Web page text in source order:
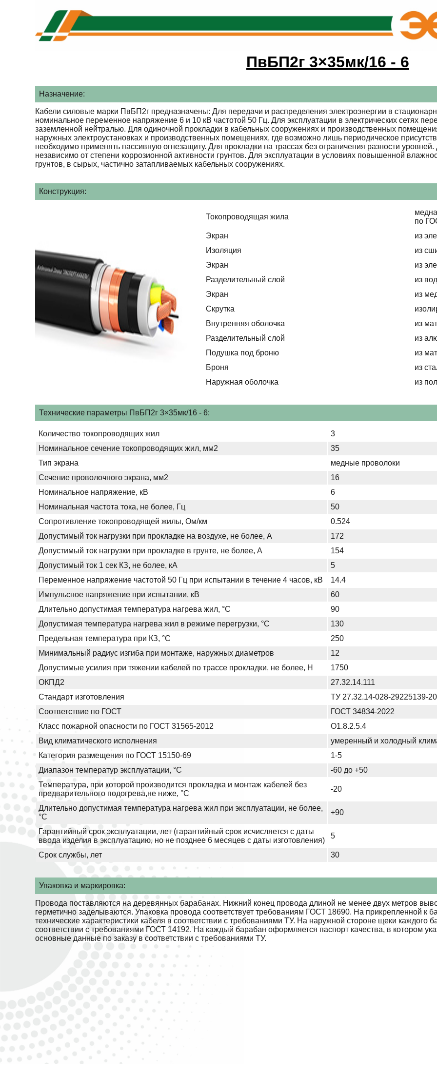
ПвБП2г 3×35мк/16 - 6
Назначение:
Кабели силовые марки ПвБП2г предназначены: Для передачи и распределения электроэнергии в
номинальное переменное напряжение 6 и 10 кВ частотой 50 Гц. Для эксплуатации в электрических сетях
заземленной нейтралью. Для одиночной прокладки в кабельных сооружениях и производственных
наружных электроустановках и производственных помещениях, где возможно лишь периодическое
необходимо применять пассивную огнезащиту. Для прокладки на трассах без ограничения разности
независимо от степени коррозионной активности грунтов. Для эксплуатации в условиях повышенной
грунтов, в сырых, частично затапливаемых кабельных сооружениях.
Конструкция:
Токопроводящая жила
по
Экран
из
Изоляция
из
Экран
из
Разделительный слой
из
Экран
из
Скрутка
Внутренняя оболочка
из
Разделительный слой
из
Подушка под броню
из
Броня
из
Наружная оболочка
из
Технические параметры ПвБП2г 3×35мк/16 - 6:
Количество токопроводящих жил
3
Номинальное сечение токопроводящих жил, мм2
35
Тип экрана
медные проволоки
Сечение проволочного экрана, мм2
16
Номинальное напряжение, кВ
6
Номинальная частота тока, не более, Гц
50
Сопротивление токопроводящей жилы, Ом/км
0.524
Допустимый ток нагрузки при прокладке на воздухе, не более, А
172
Допустимый ток нагрузки при прокладке в грунте, не более, А
154
Допустимый ток 1 сек КЗ, не более, кА
5
Переменное напряжение частотой 50 Гц при испытании в течение 4 часов, кВ
14.4
Импульсное напряжение при испытании, кВ
60
Длительно допустимая температура нагрева жил, °С
90
Допустимая температура нагрева жил в режиме перегрузки, °С
130
Предельная температура при КЗ, °С
250
Минимальный радиус изгиба при монтаже, наружных диаметров
12
Допустимые усилия при тяжении кабелей по трассе прокладки, не более, Н
1750
ОКПД2
27.32.14.111
Стандарт изготовления
ТУ 27.32.14-028-29225139-
Соответствие по ГОСТ
ГОСТ 34834-2022
Класс пожарной опасности по ГОСТ 31565-2012
О1.8.2.5.4
Вид климатического исполнения
умеренный и холодный
Категория размещения по ГОСТ 15150-69
1-5
Диапазон температур эксплуатации, °С
-60 до +50
Температура, при которой производится прокладка и монтаж кабелей без
предварительного подогрева,не ниже, °С
-20
Длительно допустимая температура нагрева жил при эксплуатации, не более,
°С
+90
Гарантийный срок эксплуатации, лет (гарантийный срок исчисляется с даты
ввода изделия в эксплуатацию, но не позднее 6 месяцев с даты изготовления)
5
Срок службы, лет 30
Упаковка и маркировка:
Провода поставляются на деревянных барабанах. Нижний конец провода длиной не менее двух метров
герметично заделываются. Упаковка провода соответствует требованиям ГОСТ 18690. На прикрепленной к
технические характеристики кабеля в соответствии с требованиями ТУ. На наружной стороне щеки каждого
соответствии с требованиями ГОСТ 14192. На каждый барабан оформляется паспорт качества, в котором
основные данные по заказу в соответствии с требованиями ТУ.